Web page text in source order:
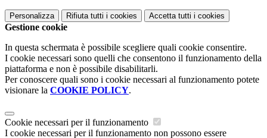
Personalizza Rifiuta tutti i cookies Accetta tutti i cookies
Gestione cookie
In questa schermata è possibile scegliere quali cookie consentire.
I cookie necessari sono quelli che consentono il funzionamento della
piattaforma e non è possibile disabilitarli.
Per conoscere quali sono i cookie necessari al funzionamento potete
visionare la COOKIE POLICY.
Cookie necessari per il funzionamento
I cookie necessari per il funzionamento non possono essere